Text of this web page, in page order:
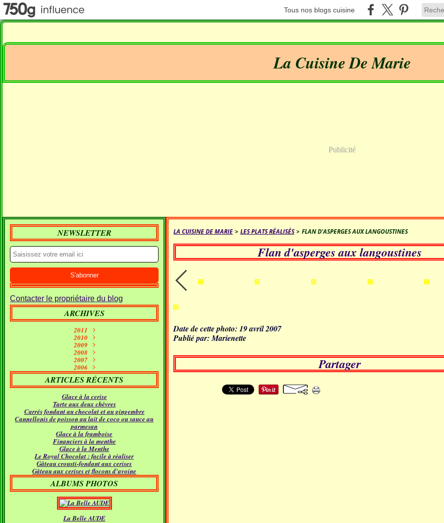
Tous nos blogs cuisine
La Cuisine De Marie
Publicité
NEWSLETTER
Contacter le propriétaire du blog
ARCHIVES
2011
Septembre
Juin (10)
Mai
(7)
Avril (7)
Mars (5)
Février(11)
Janvier(5)
2010
Janvier
2009
Décembre
Novembre
Octobre
Septembre(9)
Août(5)
Juillet(9)
Juin (12)
Mai(17)
Avril(14)
Mars(21)
Février(12)
Janvier(16)
2008
Décembre
Novembre
Octobre(16)
Septembre(18)
Août(4)
Juillet(11)
Juin(12)
Mai(16)
Avril(14)
Mars(15)
Février(11)
Janvier(21)
2007
Décembre
Novembre(26)
Octobre(24)
Septembre(31)
Août (21)
Juillet(18)
Juin(22)
Mai(24)
Avril(24)
Mars(30)
Février(23)
Janvier(18)
2006
Décembre(21)
Novembre(23)
Octobre(19)
ARTICLES RÉCENTS
Glace à la cerise
Tarte aux deux chèvres
Carrés fondant au chocolat et au gingembre
Cannellonis de poisson au lait de coco ou sauce au
parmesan
Glace à la framboise
Financiers à la menthe
Glace à la Menthe
Le Royal Chocolat : facile à réaliser
Gâteau crousti-fondant aux cerises
Gâteau aux cerises et flocons d'avoine
ALBUMS PHOTOS
La Belle AUDE
LA CUISINE DE MARIE > LES PLATS RÉALISÉS > FLAN D'ASPERGES AUX LANGOUSTINES
Flan d'asperges aux langoustines
Date de cette photo: 19 avril 2007
Publié par: Marienette
Partager